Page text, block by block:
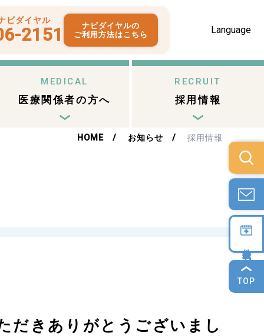
ビダイヤル
2151
ナビダイヤルの
ご利用方法はこちら
Language
MEDICAL
医療関係者の方へ
RECRUIT
採用情報
HOME お知らせ 採用情報
だきありがとうございまし
TOP